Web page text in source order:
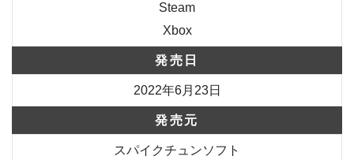
Steam
Xbox
発売日
2022年6月23日
発売元
スパイクチュンソフト